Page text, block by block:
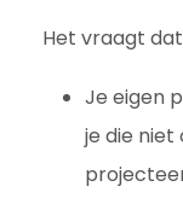
Het vraagt dat
Je eigen
je die niet